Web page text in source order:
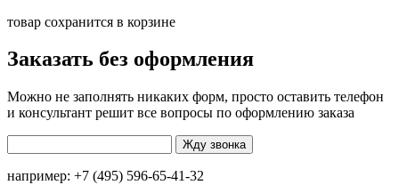
товар сохранится в корзине
Заказать без оформления
Можно не заполнять никаких форм, просто оставить телефон
и консультант решит все вопросы по оформлению заказа
например: +7 (495) 596-65-41-32